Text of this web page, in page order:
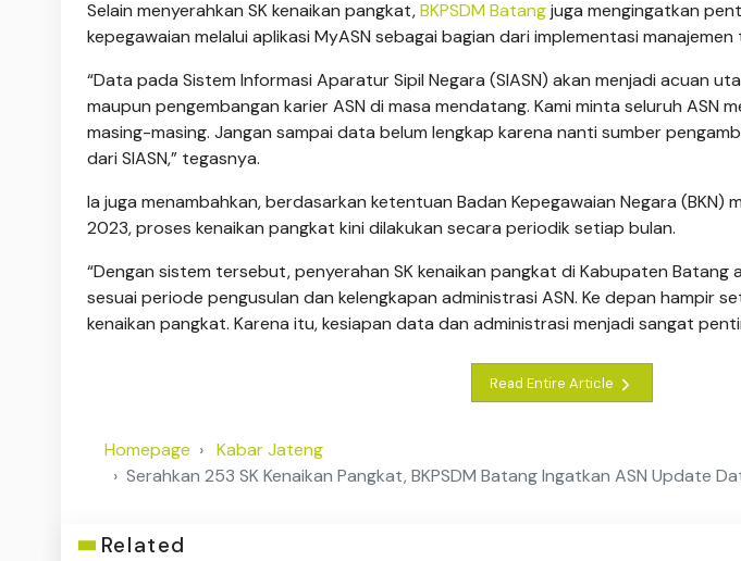
Selain menyerahkan SK kenaikan pangkat,BKPSDM Batangjuga mengingatkan
kepegawaian melalui aplikasi MyASN sebagai bagian dari implementasi manajemen
“Data pada Sistem Informasi Aparatur Sipil Negara (SIASN) akan menjadi acuan
maupun pengembangan karier ASN di masa mendatang. Kami minta seluruh ASN
masing-masing. Jangan sampai data belum lengkap karena nanti sumber
dari SIASN,” tegasnya.
Ia juga menambahkan, berdasarkan ketentuan Badan Kepegawaian Negara (BKN)
2023, proses kenaikan pangkat kini dilakukan secara periodik setiap bulan.
“Dengan sistem tersebut, penyerahan SK kenaikan pangkat di Kabupaten Batang
sesuai periode pengusulan dan kelengkapan administrasi ASN. Ke depan hampir
kenaikan pangkat. Karena itu, kesiapan data dan administrasi menjadi sangat
Read Entire Article
Homepage
Kabar Jateng
Serahkan 253 SK Kenaikan Pangkat, BKPSDM Batang Ingatkan ASN Update
Related